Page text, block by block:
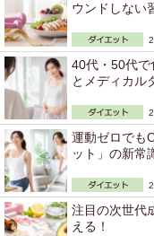
ウンドしない
40代・50代で
とメディカル
運動ゼロでも
ット」の新常
注目の次世代
える！